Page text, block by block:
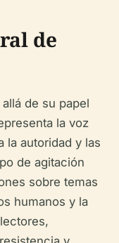
de
de su papel
la voz
la autoridad y las
de agitación
sobre temas
humanos y la